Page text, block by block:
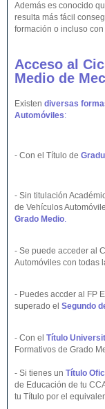
Además es conocido
resulta más fácil
formación o incluso
Acceso al
Medio de
Existen diversas
Automóviles:
- Con el Título de
- Sin titulación
de Vehículos
Grado Medio.
- Se puede acceder al
Automóviles con todas
- Puedes accder al FP
superado el Segundo
- Con el Título
Formativos de Grado
- Si tienes un Título
de Educación de tu
tu Título por el